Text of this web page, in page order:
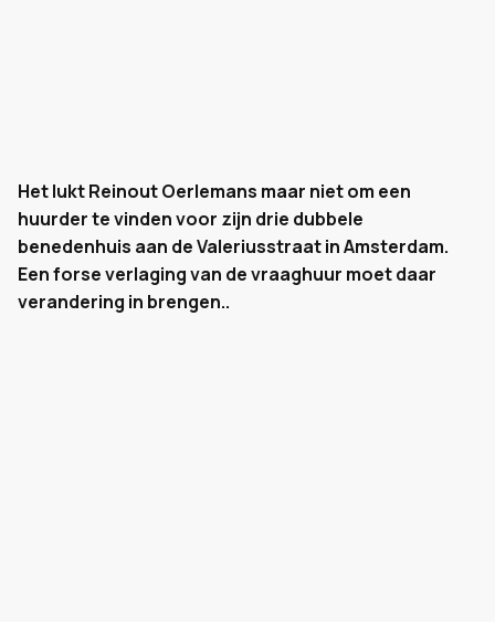
Het lukt Reinout Oerlemans maar niet om een
huurder te vinden voor zijn drie dubbele
benedenhuis aan de Valeriusstraat in Amsterdam.
Een forse verlaging van de vraaghuur moet daar
verandering in brengen..